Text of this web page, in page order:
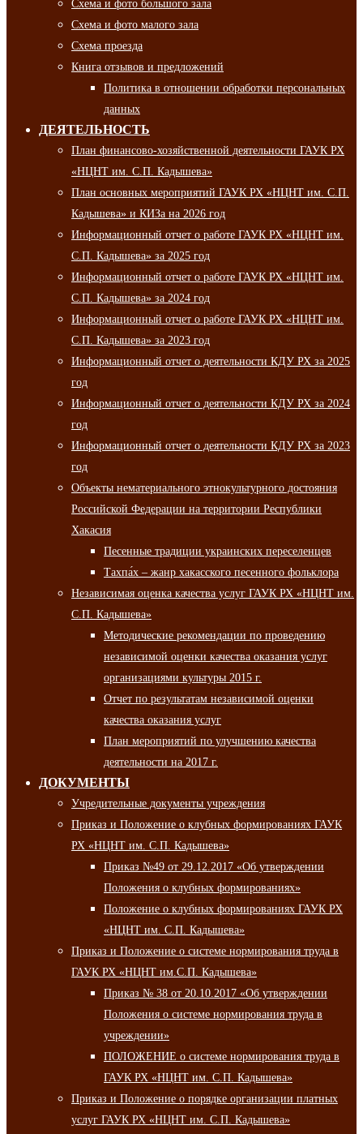
Схема и фото большого зала
Схема и фото малого зала
Схема проезда
Книга отзывов и предложений
Политика в отношении обработки персональных
данных
ДЕЯТЕЛЬНОСТЬ
План финансово-хозяйственной деятельности ГАУК РХ
«НЦНТ им. С.П. Кадышева»
План основных мероприятий ГАУК РХ «НЦНТ им. С.П.
Кадышева» и КИЗа на 2026 год
Информационный отчет о работе ГАУК РХ «НЦНТ им.
С.П. Кадышева» за 2025 год
Информационный отчет о работе ГАУК РХ «НЦНТ им.
С.П. Кадышева» за 2024 год
Информационный отчет о работе ГАУК РХ «НЦНТ им.
С.П. Кадышева» за 2023 год
Информационный отчет о деятельности КДУ РХ за 2025
год
Информационный отчет о деятельности КДУ РХ за 2024
год
Информационный отчет о деятельности КДУ РХ за 2023
год
Объекты нематериального этнокультурного достояния
Российской Федерации на территории Республики
Хакасия
Песенные традиции украинских переселенцев
Тахпа́х – жанр хакасского песенного фольклора
Независимая оценка качества услуг ГАУК РХ «НЦНТ им.
С.П. Кадышева»
Методические рекомендации по проведению
независимой оценки качества оказания услуг
организациями культуры 2015 г.
Отчет по результатам независимой оценки
качества оказания услуг
План мероприятий по улучшению качества
деятельности на 2017 г.
ДОКУМЕНТЫ
Учредительные документы учреждения
Приказ и Положение о клубных формированиях ГАУК
РХ «НЦНТ им. С.П. Кадышева»
Приказ №49 от 29.12.2017 «Об утверждении
Положения о клубных формированиях»
Положение о клубных формированиях ГАУК РХ
«НЦНТ им. С.П. Кадышева»
Приказ и Положение о системе нормирования труда в
ГАУК РХ «НЦНТ им.С.П. Кадышева»
Приказ № 38 от 20.10.2017 «Об утверждении
Положения о системе нормирования труда в
учреждении»
ПОЛОЖЕНИЕ о системе нормирования труда в
ГАУК РХ «НЦНТ им. С.П. Кадышева»
Приказ и Положение о порядке организации платных
услуг ГАУК РХ «НЦНТ им. С.П. Кадышева»